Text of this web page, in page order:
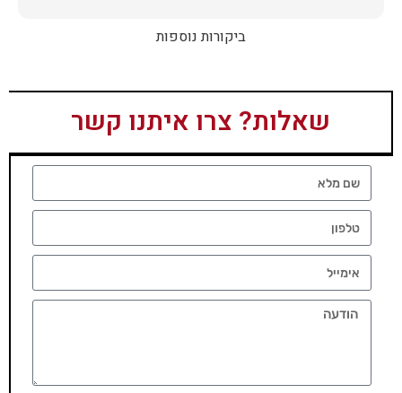
ביקורות נוספות
שאלות? צרו איתנו קשר